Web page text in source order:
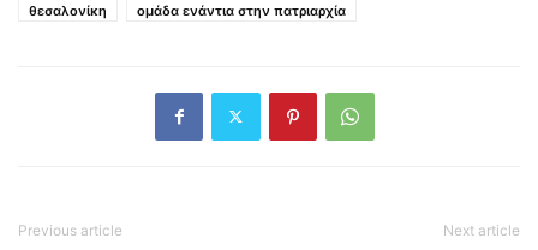
θεσαλονίκη
ομάδα ενάντια στην πατριαρχία
Previous article Next article